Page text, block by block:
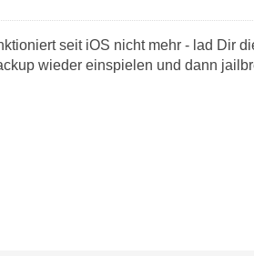
seit iOS nicht mehr - lad Dir
wieder einspielen und dann